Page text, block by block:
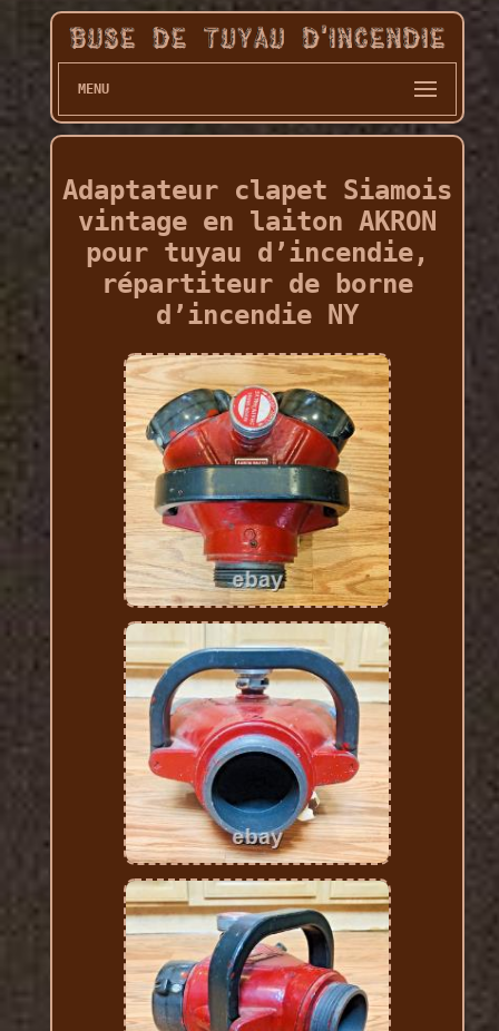
MENU
Adaptateur clapet Siamois
vintage en laiton AKRON
pour tuyau d’incendie,
répartiteur de borne
d’incendie NY